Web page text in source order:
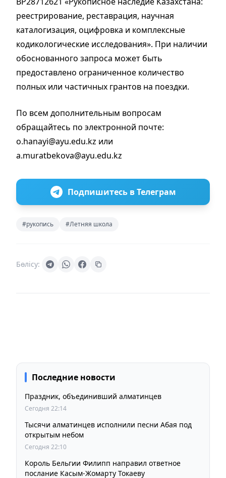
реестрирование, реставрация, научная
каталогизация, оцифровка и комплексные
кодикологические исследования». При наличии
обоснованного запроса может быть
предоставлено ограниченное количество
полных или частичных грантов на поездки.
По всем дополнительным вопросам
обращайтесь по электронной почте:
o.hanayi@ayu.edu.kz или
a.muratbekova@ayu.edu.kz
Подпишитесь в Телеграм
#рукопись #Летняя школа
Бөлісу:
Последние новости
Праздник, объединивший алматинцев
Сегодня 22:14
Тысячи алматинцев исполнили песни Абая под
открытым небом
Сегодня 22:10
Король Бельгии Филипп направил ответное
послание Касым-Жомарту Токаеву